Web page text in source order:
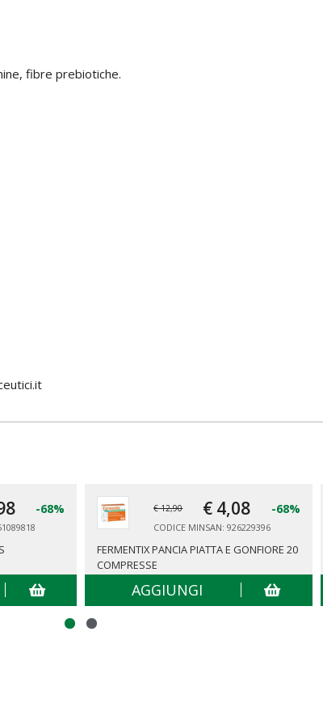
fibre prebiotiche.
-68% € 12,90 € 4,08 -68%
CODICE MINSAN: 926229396
FERMENTIX PANCIA PIATTA E GONFIORE 20
COMPRESSE
AGGIUNGI